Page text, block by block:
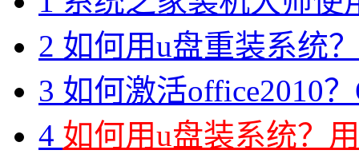
2 如何用u盘重装系统
3 如何激活office2010
4 如何用u盘装系统？